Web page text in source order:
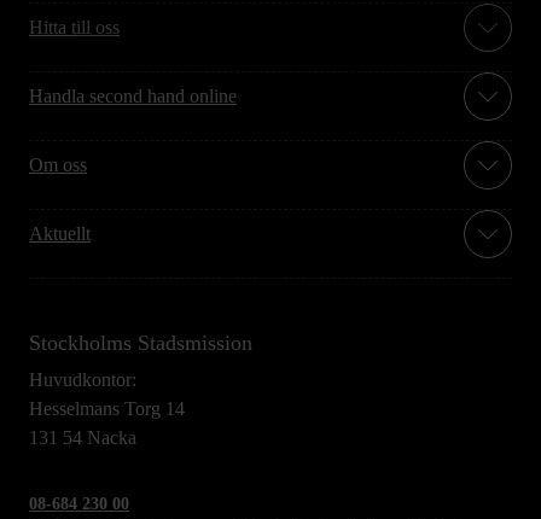
Hitta till oss
Handla second hand online
Om oss
Aktuellt
Stockholms Stadsmission
Huvudkontor:
Hesselmans Torg 14
131 54 Nacka
08-684 230 00